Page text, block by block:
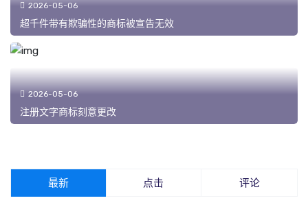
2026-05-06
超千件带有欺骗性的商标被宣告无效
2026-05-06
注册文字商标刻意更改
最新 点击 评论